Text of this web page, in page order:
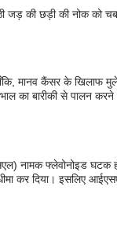
की छड़ी की नोक को
मानव कैंसर के खिलाफ
बारीकी से पालन करने के
नामक फ्लेवोनोइड घटक
कर दिया। इसलिए